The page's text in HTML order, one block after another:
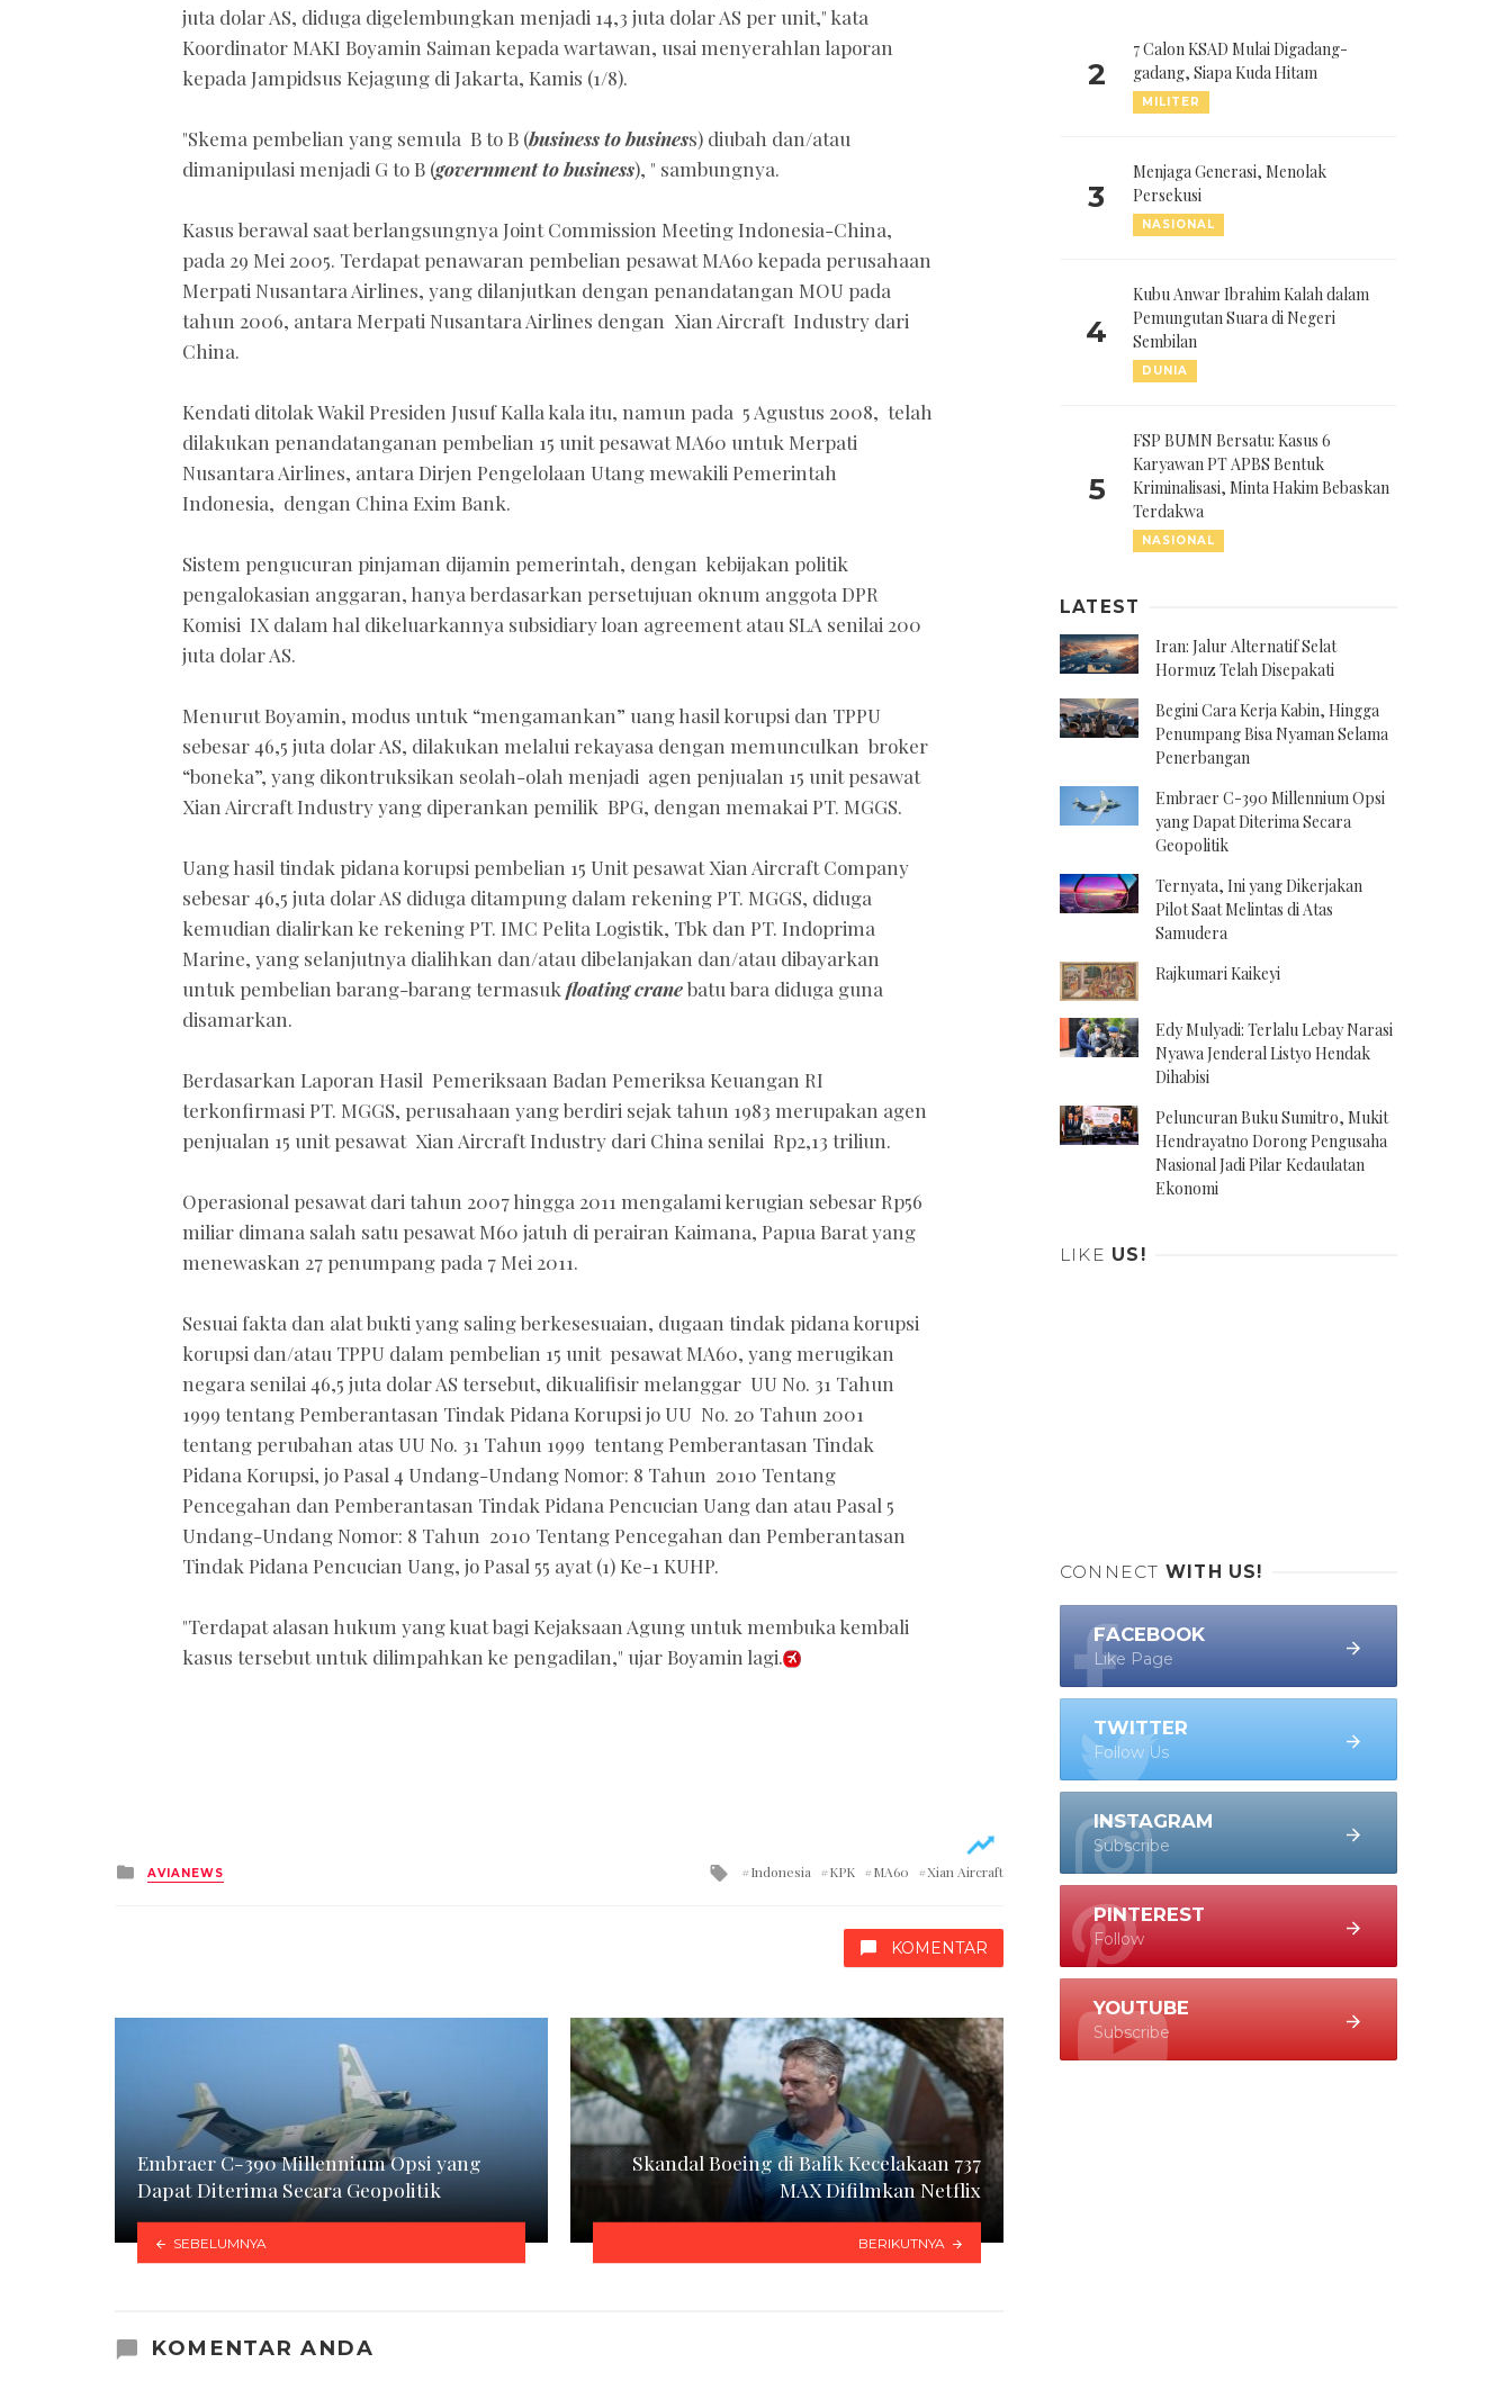
juta dolar AS, diduga digelembungkan menjadi 14,3 juta dolar AS per unit," kata
Koordinator MAKI Boyamin Saiman kepada wartawan, usai menyerahlan laporan
kepada Jampidsus Kejagung di Jakarta, Kamis (1/8).
"Skema pembelian yang semula B to B (business to business) diubah dan/atau
dimanipulasi menjadi G to B (government to business), " sambungnya.
Kasus berawal saat berlangsungnya Joint Commission Meeting Indonesia-China,
pada 29 Mei 2005. Terdapat penawaran pembelian pesawat MA60 kepada perusahaan
Merpati Nusantara Airlines, yang dilanjutkan dengan penandatangan MOU pada
tahun 2006, antara Merpati Nusantara Airlines dengan Xian Aircraft Industry dari
China.
Kendati ditolak Wakil Presiden Jusuf Kalla kala itu, namun pada 5 Agustus 2008, telah
dilakukan penandatanganan pembelian 15 unit pesawat MA60 untuk Merpati
Nusantara Airlines, antara Dirjen Pengelolaan Utang mewakili Pemerintah
Indonesia, dengan China Exim Bank.
Sistem pengucuran pinjaman dijamin pemerintah, dengan kebijakan politik
pengalokasian anggaran, hanya berdasarkan persetujuan oknum anggota DPR
Komisi IX dalam hal dikeluarkannya subsidiary loan agreement atau SLA senilai 200
juta dolar AS.
Menurut Boyamin, modus untuk “mengamankan” uang hasil korupsi dan TPPU
sebesar 46,5 juta dolar AS, dilakukan melalui rekayasa dengan memunculkan broker
“boneka”, yang dikontruksikan seolah-olah menjadi agen penjualan 15 unit pesawat
Xian Aircraft Industry yang diperankan pemilik BPG, dengan memakai PT. MGGS.
Uang hasil tindak pidana korupsi pembelian 15 Unit pesawat Xian Aircraft Company
sebesar 46,5 juta dolar AS diduga ditampung dalam rekening PT. MGGS, diduga
kemudian dialirkan ke rekening PT. IMC Pelita Logistik, Tbk dan PT. Indoprima
Marine, yang selanjutnya dialihkan dan/atau dibelanjakan dan/atau dibayarkan
untuk pembelian barang-barang termasuk floating cranebatu bara diduga guna
disamarkan.
Berdasarkan Laporan Hasil Pemeriksaan Badan Pemeriksa Keuangan RI
terkonfirmasi PT. MGGS, perusahaan yang berdiri sejak tahun 1983 merupakan agen
penjualan 15 unit pesawat Xian Aircraft Industry dari China senilai Rp2,13 triliun.
Operasional pesawat dari tahun 2007 hingga 2011 mengalami kerugian sebesar Rp56
miliar dimana salah satu pesawat M60 jatuh di perairan Kaimana, Papua Barat yang
menewaskan 27 penumpang pada 7 Mei 2011.
Sesuai fakta dan alat bukti yang saling berkesesuaian, dugaan tindak pidana korupsi
korupsi dan/atau TPPU dalam pembelian 15 unit pesawat MA60, yang merugikan
negara senilai 46,5 juta dolar AS tersebut, dikualifisir melanggar UU No. 31 Tahun
1999 tentang Pemberantasan Tindak Pidana Korupsi jo UU No. 20 Tahun 2001
tentang perubahan atas UU No. 31 Tahun 1999 tentang Pemberantasan Tindak
Pidana Korupsi, jo Pasal 4 Undang-Undang Nomor: 8 Tahun 2010 Tentang
Pencegahan dan Pemberantasan Tindak Pidana Pencucian Uang dan atau Pasal 5
Undang-Undang Nomor: 8 Tahun 2010 Tentang Pencegahan dan Pemberantasan
Tindak Pidana Pencucian Uang, jo Pasal 55 ayat (1) Ke-1 KUHP.
"Terdapat alasan hukum yang kuat bagi Kejaksaan Agung untuk membuka kembali
kasus tersebut untuk dilimpahkan ke pengadilan," ujar Boyamin lagi.
Posted
in
AVIANEWS Tagged
Indonesia KPK MA60 Xian Aircraft
KOMENTAR
Embraer C-390 Millennium Opsi yang
Dapat Diterima Secara Geopolitik
SEBELUMNYA
Skandal Boeing di Balik Kecelakaan 737
MAX Difilmkan Netflix
BERIKUTNYA
KOMENTAR ANDA
2
7 Calon KSAD Mulai Digadang-
gadang, Siapa Kuda Hitam
MILITER
3
Menjaga Generasi, Menolak
Persekusi
NASIONAL
4
Kubu Anwar Ibrahim Kalah dalam
Pemungutan Suara di Negeri
Sembilan
DUNIA
5
FSP BUMN Bersatu: Kasus 6
Karyawan PT APBS Bentuk
Kriminalisasi, Minta Hakim Bebaskan
Terdakwa
NASIONAL
LATEST
Iran: Jalur Alternatif Selat
Hormuz Telah Disepakati
Begini Cara Kerja Kabin, Hingga
Penumpang Bisa Nyaman Selama
Penerbangan
Embraer C-390 Millennium Opsi
yang Dapat Diterima Secara
Geopolitik
Ternyata, Ini yang Dikerjakan
Pilot Saat Melintas di Atas
Samudera
Rajkumari Kaikeyi
Edy Mulyadi: Terlalu Lebay Narasi
Nyawa Jenderal Listyo Hendak
Dihabisi
Peluncuran Buku Sumitro, Mukit
Hendrayatno Dorong Pengusaha
Nasional Jadi Pilar Kedaulatan
Ekonomi
LIKE US!
CONNECT WITH US!
FACEBOOK
Like Page
TWITTER
Follow Us
INSTAGRAM
Subscribe
PINTEREST
Follow
YOUTUBE
Subscribe